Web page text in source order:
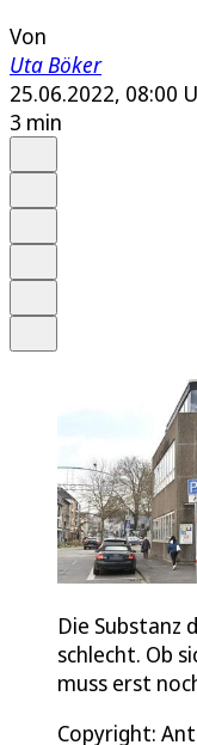
Von
Uta Böker
25.06.2022, 08:00
3 min
Die Substanz
schlecht. Ob
muss erst
Copyright: